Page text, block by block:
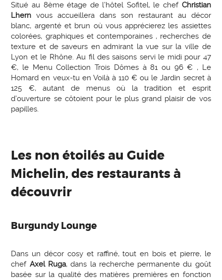
Situé au 8ème étage de l’hôtel Sofitel, le chef Christian
Lhern vous accueillera dans son restaurant au décor
blanc, argenté et brun où vous apprécierez les assiettes
colorées, graphiques et contemporaines , recherches de
texture et de saveurs en admirant la vue sur la ville de
Lyon et le Rhône. Au fil des saisons servi le midi pour 47
€, le Menu Collection Trois Dômes à 81 ou 96 € , Le
Homard en veux-tu en Voilà à 110 € ou le Jardin secret à
125 €, autant de menus où la tradition et esprit
d’ouverture se côtoient pour le plus grand plaisir de vos
papilles.
Les non étoilés au Guide
Michelin, des restaurants à
découvrir
Burgundy Lounge
Dans un décor cosy et raffiné, tout en bois et pierre, le
chef Axel Ruga, dans la recherche permanente du goût
basée sur la qualité des matières premières en fonction